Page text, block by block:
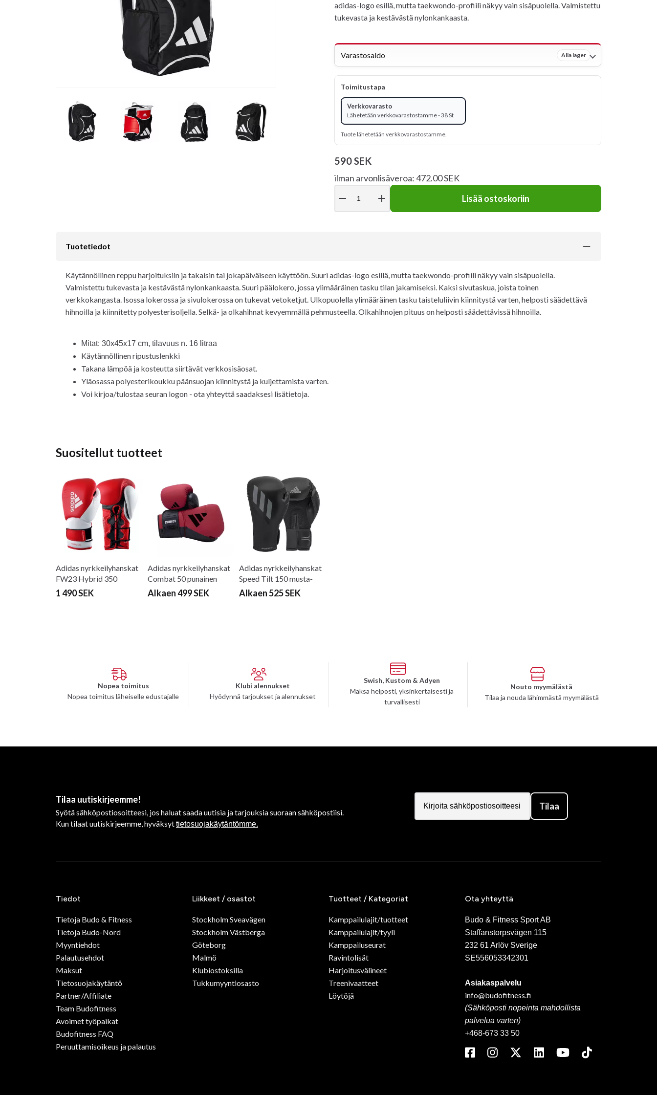
adidas-logo esillä, mutta taekwondo-profiili näkyy vain sisäpuolella. Valmistettu
tukevasta ja kestävästä nylonkankaasta.
Varastosaldo Alla lager
Toimitustapa
Verkkovarasto
Lähetetään verkkovarastostamme - 38 St
Tuote lähetetään verkkovarastostamme.
590 SEK
ilman arvonlisäveroa: 472.00 SEK
remove add Lisää ostoskoriin
Tuotetiedot
Käytännöllinen reppu harjoituksiin ja takaisin tai jokapäiväiseen käyttöön. Suuri adidas-logo esillä, mutta taekwondo-profiili näkyy vain sisäpuolella.
Valmistettu tukevasta ja kestävästä nylonkankaasta. Suuri päälokero, jossa ylimääräinen tasku tilan jakamiseksi. Kaksi sivutaskua, joista toinen
verkkokangasta. Isossa lokerossa ja sivulokerossa on tukevat vetoketjut. Ulkopuolella ylimääräinen tasku taisteluliivin kiinnitystä varten, helposti säädettävä
hihnoilla ja kiinnitetty polyesterisoljella. Selkä- ja olkahihnat kevyemmällä pehmusteella. Olkahihnojen pituus on helposti säädettävissä hihnoilla.
Mitat: 30x45x17 cm, tilavuus n. 16 litraa
Käytännöllinen ripustuslenkki
Takana lämpöä ja kosteutta siirtävät verkkosisäosat.
Yläosassa polyesterikoukku päänsuojan kiinnitystä ja kuljettamista varten.
Voi kirjoa/tulostaa seuran logon - ota yhteyttä saadaksesi lisätietoja.
Suositellut tuotteet
Adidas nyrkkeilyhanskat
FW23 Hybrid 350
punainen
1 490 SEK
Adidas nyrkkeilyhanskat
Combat 50 punainen
Alkaen 499 SEK
Adidas nyrkkeilyhanskat
Speed ​​​​Tilt 150 musta-
harmaa
Alkaen 525 SEK
Nopea toimitus
Nopea toimitus läheiselle edustajalle
Klubi alennukset
Hyödynnä tarjoukset ja alennukset
Swish, Kustom & Adyen
Maksa helposti, yksinkertaisesti ja
turvallisesti
Nouto myymälästä
Tilaa ja nouda lähimmästä myymälästä
Tilaa uutiskirjeemme!
Syötä sähköpostiosoitteesi, jos haluat saada uutisia ja tarjouksia suoraan sähköpostiisi.
Kun tilaat uutiskirjeemme, hyväksyttietosuojakäytäntömme.
Tilaa
Tiedot
Tietoja Budo & Fitness
Tietoja Budo-Nord
Myyntiehdot
Palautusehdot
Maksut
Tietosuojakäytäntö
Partner/Affiliate
Team Budofitness
Avoimet työpaikat
Budofitness FAQ
Peruuttamisoikeus ja palautus
Liikkeet / osastot
Stockholm Sveavägen
Stockholm Västberga
Göteborg
Malmö
Klubiostoksilla
Tukkumyyntiosasto
Tuotteet / Kategoriat
Kamppailulajit/tuotteet
Kamppailulajit/tyyli
Kamppailuseurat
Ravintolisät
Harjoitusvälineet
Treenivaatteet
Löytöjä
Ota yhteyttä
Budo & Fitness Sport AB
Staffanstorpsvägen 115
232 61 Arlöv Sverige
SE556053342301
Asiakaspalvelu
info@budofitness.fi
(Sähköposti nopeinta mahdollista
palvelua varten)
+468-673 33 50